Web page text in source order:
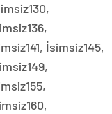
İsimsiz145,